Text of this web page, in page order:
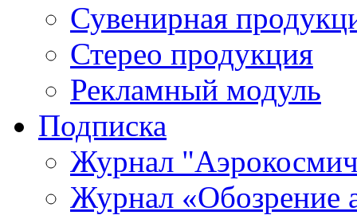
Сувенирная
Стерео продукция
Рекламный модуль
Подписка
Журнал
Журнал «Обозрение